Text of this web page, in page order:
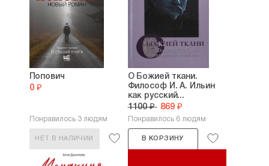
Попович
0 ₽
Понравилось 3 людям
НЕТ В НАЛИЧИИ
О Божией ткани.
Философ И. А. Ильин
как русский...
1100 ₽ 869 ₽
Понравилось 6 людям
В КОРЗИНУ